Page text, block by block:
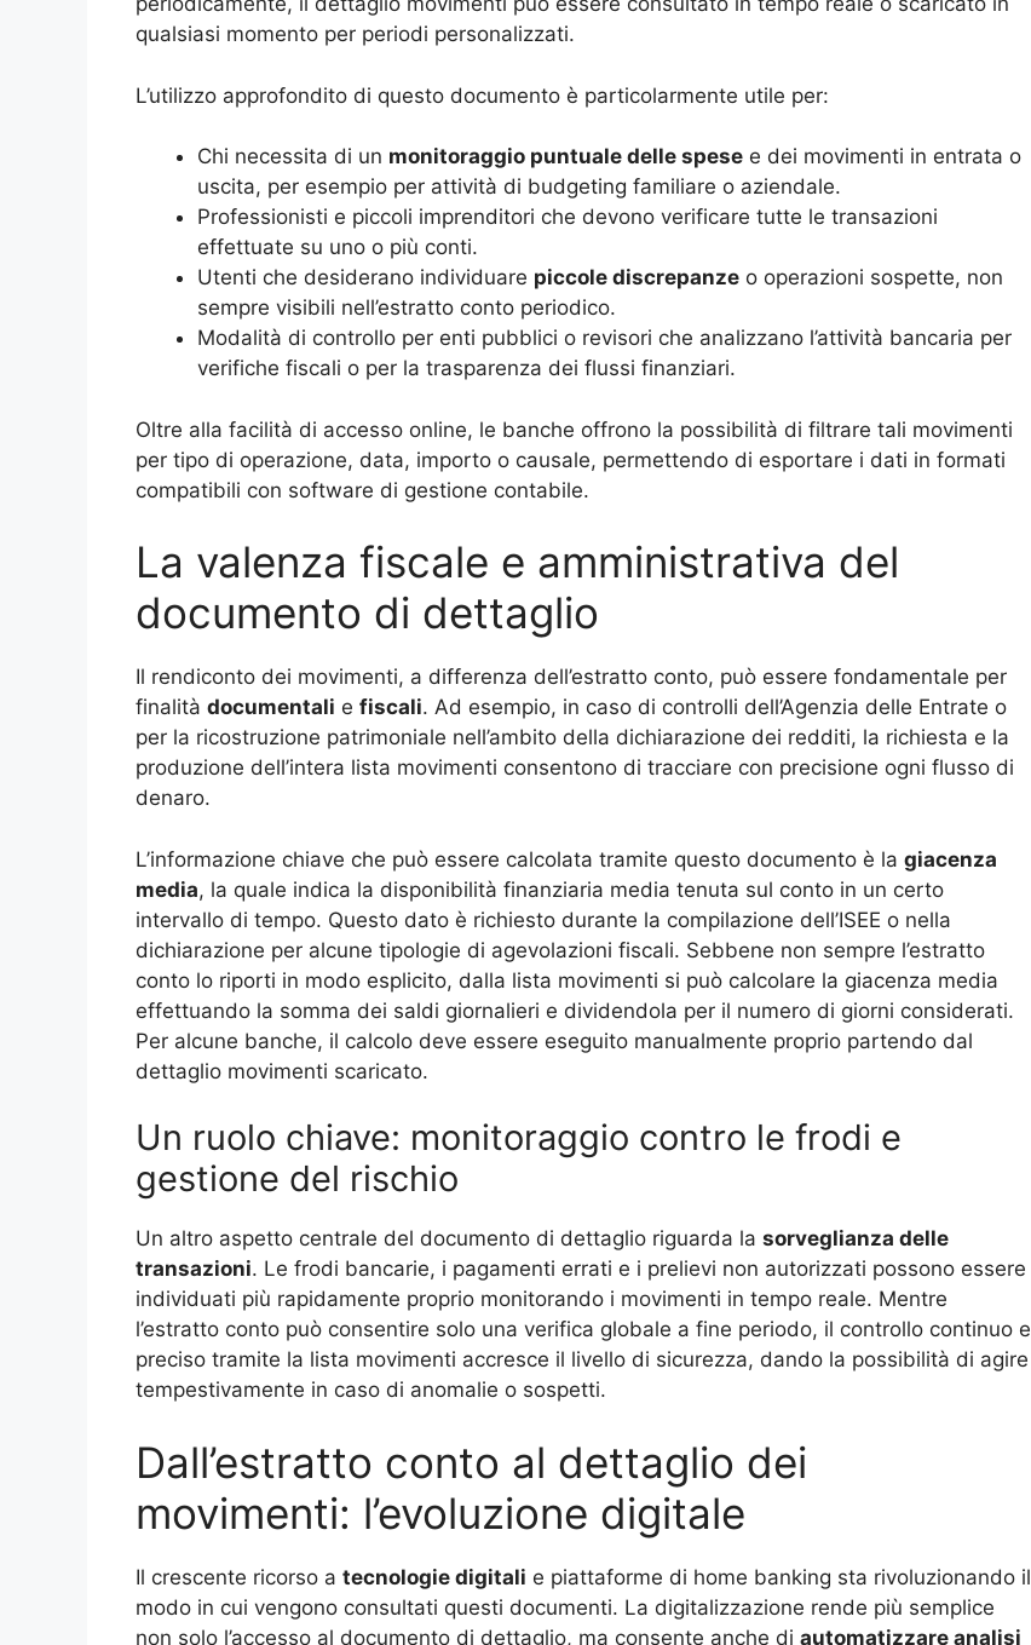
qualsiasi momento per periodi personalizzati.
L’utilizzo approfondito di questo documento è particolarmente utile per:
Chi necessita di un monitoraggio puntuale delle spese e dei movimenti in entrata o
uscita, per esempio per attività di budgeting familiare o aziendale.
Professionisti e piccoli imprenditori che devono verificare tutte le transazioni
effettuate su uno o più conti.
Utenti che desiderano individuare piccole discrepanze o operazioni sospette, non
sempre visibili nell’estratto conto periodico.
Modalità di controllo per enti pubblici o revisori che analizzano l’attività bancaria per
verifiche fiscali o per la trasparenza dei flussi finanziari.
Oltre alla facilità di accesso online, le banche offrono la possibilità di filtrare tali movimenti
per tipo di operazione, data, importo o causale, permettendo di esportare i dati in formati
compatibili con software di gestione contabile.
La valenza fiscale e amministrativa del
documento di dettaglio
Il rendiconto dei movimenti, a differenza dell’estratto conto, può essere fondamentale per
finalità documentali e fiscali. Ad esempio, in caso di controlli dell’Agenzia delle Entrate o
per la ricostruzione patrimoniale nell’ambito della dichiarazione dei redditi, la richiesta e la
produzione dell’intera lista movimenti consentono di tracciare con precisione ogni flusso di
denaro.
L’informazione chiave che può essere calcolata tramite questo documento è la giacenza
media, la quale indica la disponibilità finanziaria media tenuta sul conto in un certo
intervallo di tempo. Questo dato è richiesto durante la compilazione dell’ISEE o nella
dichiarazione per alcune tipologie di agevolazioni fiscali. Sebbene non sempre l’estratto
conto lo riporti in modo esplicito, dalla lista movimenti si può calcolare la giacenza media
effettuando la somma dei saldi giornalieri e dividendola per il numero di giorni considerati.
Per alcune banche, il calcolo deve essere eseguito manualmente proprio partendo dal
dettaglio movimenti scaricato.
Un ruolo chiave: monitoraggio contro le frodi e
gestione del rischio
Un altro aspetto centrale del documento di dettaglio riguarda la sorveglianza delle
transazioni. Le frodi bancarie, i pagamenti errati e i prelievi non autorizzati possono essere
individuati più rapidamente proprio monitorando i movimenti in tempo reale. Mentre
l’estratto conto può consentire solo una verifica globale a fine periodo, il controllo continuo e
preciso tramite la lista movimenti accresce il livello di sicurezza, dando la possibilità di agire
tempestivamente in caso di anomalie o sospetti.
Dall’estratto conto al dettaglio dei
movimenti: l’evoluzione digitale
Il crescente ricorso a tecnologie digitali e piattaforme di home banking sta rivoluzionando il
modo in cui vengono consultati questi documenti. La digitalizzazione rende più semplice
non solo l’accesso al documento di dettaglio, ma consente anche di automatizzare analisi